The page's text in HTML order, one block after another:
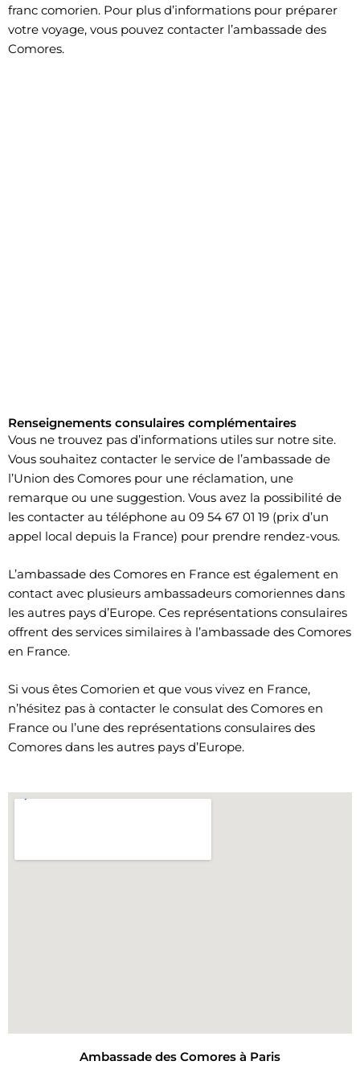
franc comorien. Pour plus d’informations pour préparer
votre voyage, vous pouvez contacter l’ambassade des
Comores.
Renseignements consulaires complémentaires
Vous ne trouvez pas d’informations utiles sur notre site.
Vous souhaitez contacter le service de l’ambassade de
l’Union des Comores pour une réclamation, une
remarque ou une suggestion. Vous avez la possibilité de
les contacter au téléphone au 09 54 67 01 19 (prix d’un
appel local depuis la France) pour prendre rendez-vous.
​L’ambassade des Comores en France est également en
contact avec plusieurs ambassadeurs comoriennes dans
les autres pays d’Europe. Ces représentations consulaires
offrent des services similaires à l’ambassade des Comores
en France.
Si vous êtes Comorien et que vous vivez en France,
n’hésitez pas à contacter le consulat des Comores en
France ou l’une des représentations consulaires des
Comores dans les autres pays d’Europe.
Ambassade des Comores à Paris